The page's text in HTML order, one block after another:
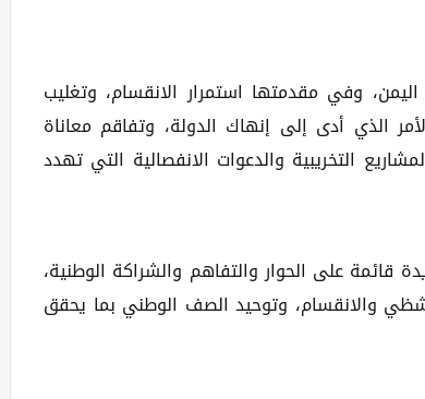
وفي مقدمتها استمرار الانقسام، وتغليب
الذي أدى إلى إنهاك الدولة، وتفاقم معاناة
التخريبية والدعوات الانفصالية التي تهدد
قائمة على الحوار والتفاهم والشراكة الوطنية،
والانقسام، وتوحيد الصف الوطني بما يحقق